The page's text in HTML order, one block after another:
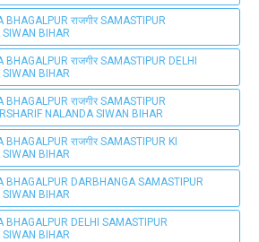
BHAGALPUR राजगीर SAMASTIPUR
BIHAR
BHAGALPUR राजगीर SAMASTIPUR DELHI
BIHAR
BHAGALPUR राजगीर SAMASTIPUR
NALANDA SIWAN BIHAR
BHAGALPUR राजगीर SAMASTIPUR KI
BIHAR
BHAGALPUR DARBHANGA SAMASTIPUR
BIHAR
BHAGALPUR DELHI SAMASTIPUR
BIHAR